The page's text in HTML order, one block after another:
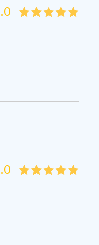
45
4
35
3
25
2
15
1
05
45
4
35
3
25
2
15
1
05